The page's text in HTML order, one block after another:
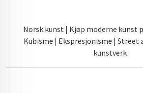
Norsk kunst | Kjøp moderne kunst
Kubisme | Ekspresjonisme | Street
kunstverk